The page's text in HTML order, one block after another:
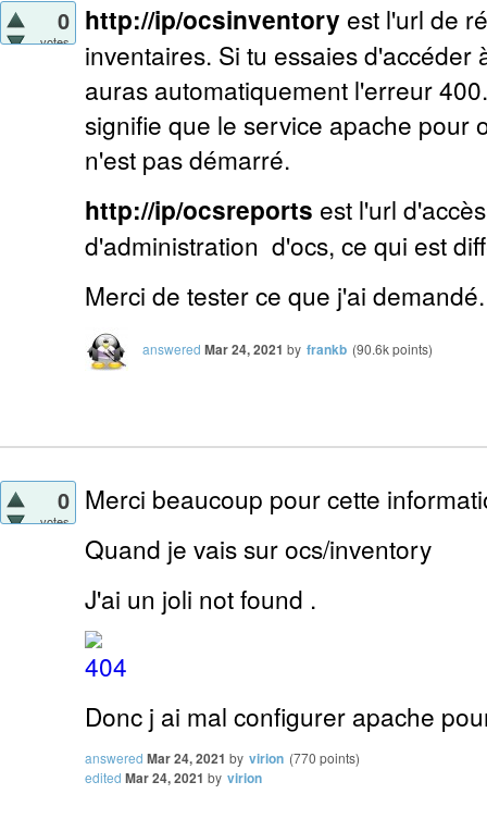
0
votes
http://ip/ocsinventory est l'url de
inventaires. Si tu essaies d'accéder
auras automatiquement l'erreur
signifie que le service apache pour
n'est pas démarré.
http://ip/ocsreports est l'url
d'administration d'ocs, ce qui est
Merci de tester ce que j'ai demandé.
answered Mar 24, 2021 by frankb (90.6kpoints)
0
votes
Merci beaucoup pour cette
Quand je vais sur ocs/inventory
J'ai un joli not found .
Donc j ai mal configurer apache
answered Mar 24, 2021 by virion (770 points)
edited Mar 24, 2021 by virion